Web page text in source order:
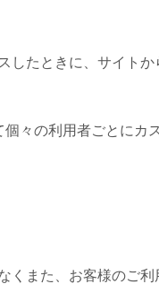
したときに、サイト
々の利用者ごとに
くまた、お客様のご